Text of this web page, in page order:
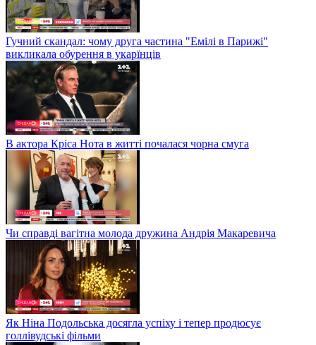
Гучний скандал: чому друга частина "Емілі в Парижі"
викликала обурення в укарїнців
В актора Кріса Нота в житті почалася чорна смуга
Чи справді вагітна молода дружина Андрія Макаревича
Як Ніна Подольська досягла успіху і тепер продюсує
голлівудські фільми